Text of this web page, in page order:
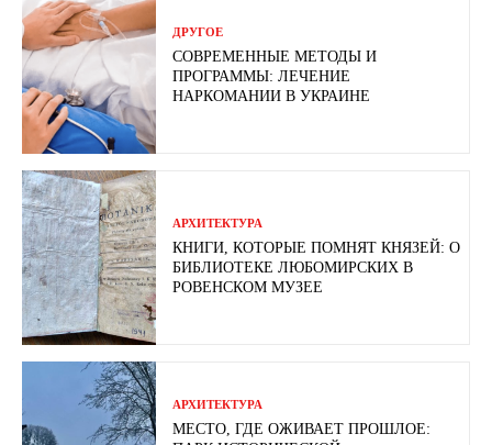
ДРУГОЕ
СОВРЕМЕННЫЕ МЕТОДЫ И
ПРОГРАММЫ: ЛЕЧЕНИЕ
НАРКОМАНИИ В УКРАИНЕ
АРХИТЕКТУРА
КНИГИ, КОТОРЫЕ ПОМНЯТ КНЯЗЕЙ: О
БИБЛИОТЕКЕ ЛЮБОМИРСКИХ В
РОВЕНСКОМ МУЗЕЕ
АРХИТЕКТУРА
МЕСТО, ГДЕ ОЖИВАЕТ ПРОШЛОЕ: